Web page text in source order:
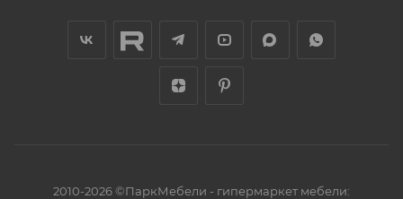
2010-2026 ©ПаркМебели - гипермаркет мебели: